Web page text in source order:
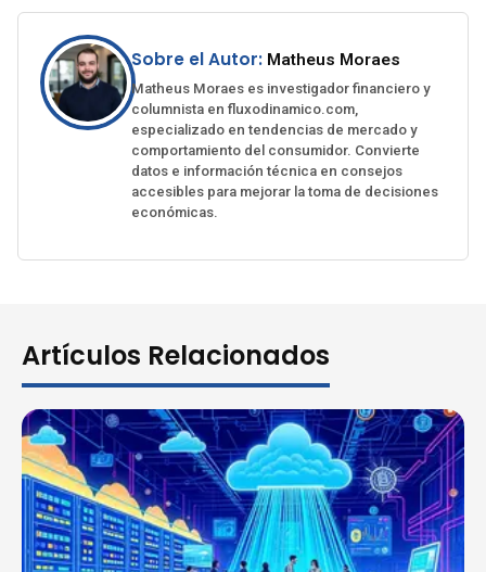
Sobre el Autor: Matheus Moraes
Matheus Moraes es investigador financiero y
columnista en fluxodinamico.com,
especializado en tendencias de mercado y
comportamiento del consumidor. Convierte
datos e información técnica en consejos
accesibles para mejorar la toma de decisiones
económicas.
Artículos Relacionados